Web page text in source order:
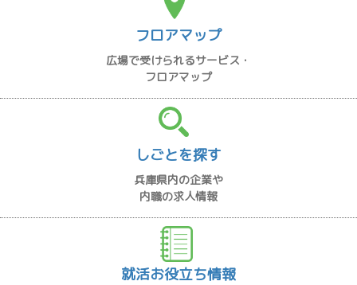
フロアマップ
広場で受けられるサービス・
フロアマップ
しごとを探す
兵庫県内の企業や
内職の求人情報
就活お役立ち情報